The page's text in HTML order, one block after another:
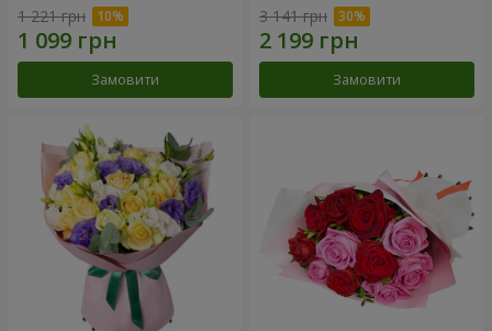
1 221 грн
Замовити
3 141 грн
Замовити